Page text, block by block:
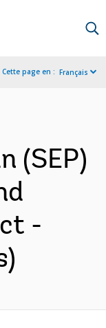
Cette page en : Français
(SEP)
-